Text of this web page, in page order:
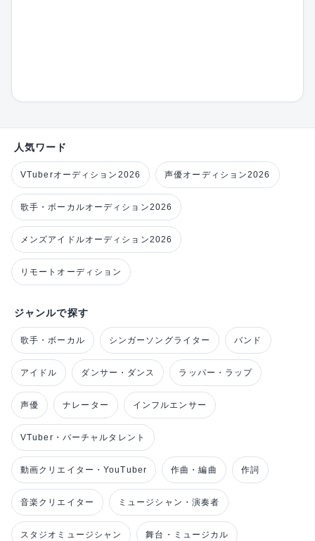
人気ワード
VTuberオーディション2026 声優オーディション2026
歌手・ボーカルオーディション2026
メンズアイドルオーディション2026
リモートオーディション
ジャンルで探す
歌手・ボーカル シンガーソングライター バンド
アイドル ダンサー・ダンス ラッパー・ラップ
声優 ナレーター インフルエンサー
VTuber・バーチャルタレント
動画クリエイター・YouTuber 作曲・編曲 作詞
音楽クリエイター ミュージシャン・演奏者
スタジオミュージシャン 舞台・ミュージカル